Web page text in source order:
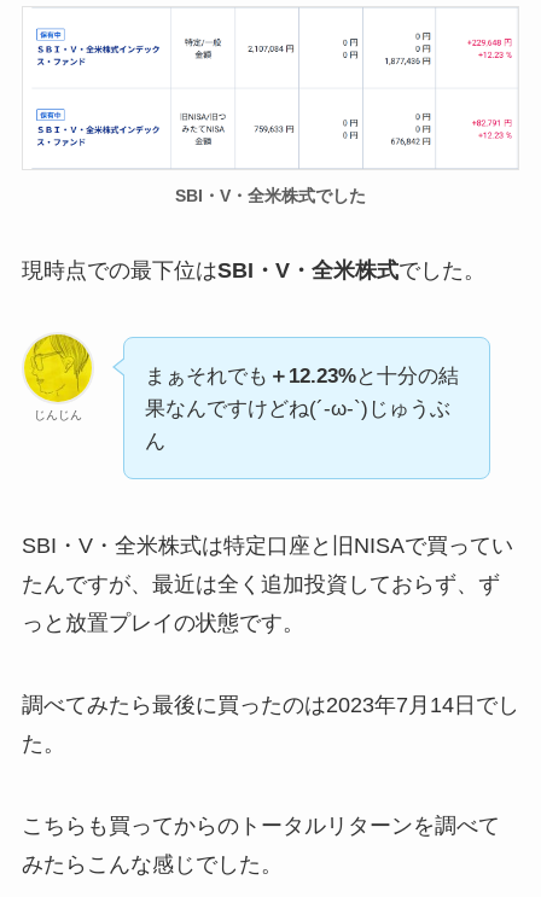
SBI・V・全米株式でした
現時点での最下位はSBI・V・全米株式でした。
じんじん
まぁそれでも ＋12.23%と十分の結
果なんですけどね(´-ω-`)じゅうぶ
ん
SBI・V・全米株式は特定口座と旧NISAで買ってい
たんですが、最近は全く追加投資しておらず、ず
っと放置プレイの状態です。
調べてみたら最後に買ったのは2023年7月14日でし
た。
こちらも買ってからのトータルリターンを調べて
みたらこんな感じでした。